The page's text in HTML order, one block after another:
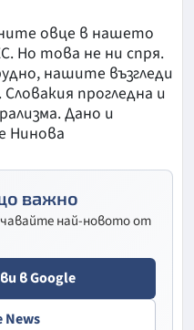
овце в нашето
Но това не ни спря.
нашите възгледи
прогледна и
Дано и
Нинова
важно
най-новото от
в Google
News